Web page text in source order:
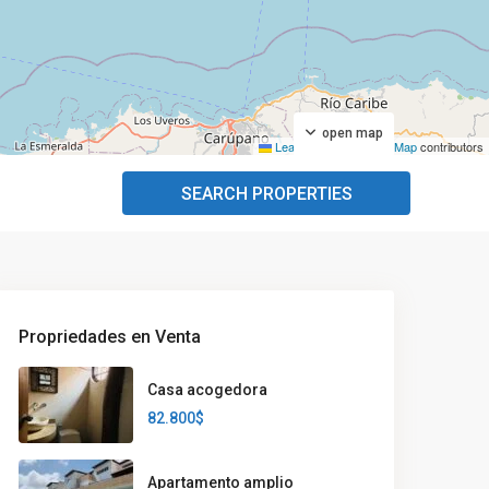
Leaflet © OpenStreetMapcontributors
open map
SEARCH PROPERTIES
Propriedades en Venta
Casa acogedora
82.800$
Apartamento amplio